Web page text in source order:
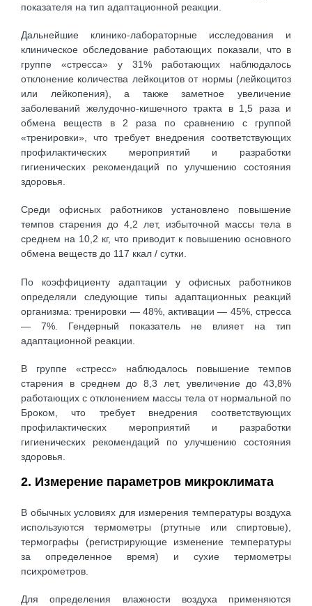
показателя на тип адаптационной реакции.
Дальнейшие клинико-лабораторные исследования и
клиническое обследование работающих показали, что в
группе «стресса» у 31% работающих наблюдалось
отклонение количества лейкоцитов от нормы (лейкоцитоз
или лейкопения), а также заметное увеличение
заболеваний желудочно-кишечного тракта в 1,5 раза и
обмена веществ в 2 раза по сравнению с группой
«тренировки», что требует внедрения соответствующих
профилактических мероприятий и разработки
гигиенических рекомендаций по улучшению состояния
здоровья.
Среди офисных работников установлено повышение
темпов старения до 4,2 лет, избыточной массы тела в
среднем на 10,2 кг, что приводит к повышению основного
обмена веществ до 117 ккал / сутки.
По коэффициенту адаптации у офисных работников
определяли следующие типы адаптационных реакций
организма: тренировки — 48%, активации — 45%, стресса
— 7%. Гендерный показатель не влияет на тип
адаптационной реакции.
В группе «стресс» наблюдалось повышение темпов
старения в среднем до 8,3 лет, увеличение до 43,8%
работающих с отклонением массы тела от нормальной по
Броком, что требует внедрения соответствующих
профилактических мероприятий и разработки
гигиенических рекомендаций по улучшению состояния
здоровья.
2. Измерение параметров микроклимата
В обычных условиях для измерения температуры воздуха
используются термометры (ртутные или спиртовые),
термографы (регистрирующие изменение температуры
за определенное время) и сухие термометры
психрометров.
Для определения влажности воздуха применяются